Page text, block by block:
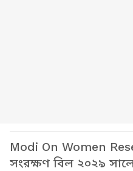
Modi On Women
সংরক্ষণ বিল ২০২৯